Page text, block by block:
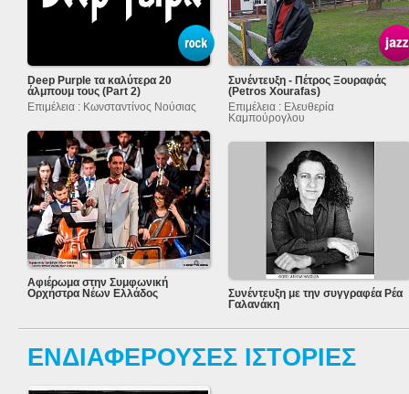
Deep Purple τα καλύτερα 20
άλμπουμ τους (Part 2)
Επιμέλεια : Κωνσταντίνος Νούσιας
Αφιέρωμα στην Συμφωνική
Ορχήστρα Νέων Ελλάδος
Συνέντευξη - Πέτρος Ξουραφάς
(Petros Xourafas)
Επιμέλεια : Ελευθερία
Καμπούρογλου
Συνέντευξη με την συγγραφέα Ρέα
Γαλανάκη
ΕΝΔΙΑΦΕΡΟΥΣΕΣ ΙΣΤΟΡΙΕΣ